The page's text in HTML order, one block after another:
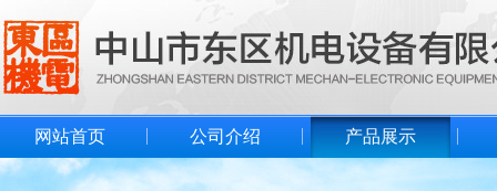
网站首页 公司介绍 产品展示